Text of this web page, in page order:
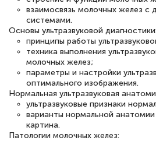
Евгения Коротких
Знаток города 2 уровня
12 марта 2026
Спасибо большое
вежливое
понятно! Проходила
квалификации. Ещё раз
взаимосвязь молочных желез с
системами.
Основы ультразвуковой диагностики:
принципы работы
техника выполнения
молочных желез;
параметры и настройки
оптимального изображения.
Нормальная ультразвуковая
ультразвуковые признаки
варианты нормальной анатомии
картина.
Патологии молочных желез: